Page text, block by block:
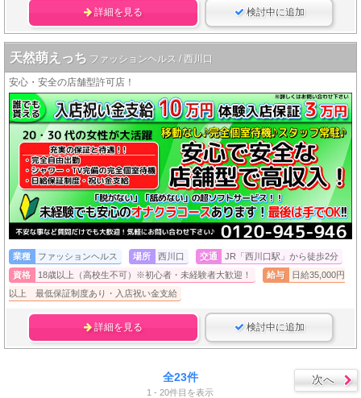
詳細を見る 検討中に追加
天然萌えっち ファッションヘルス / 西川口
安心・安全の店舗型許可店！
業種 ファッションヘルス 場所 西川口 交通
JR「西川口駅」から徒歩2分
資格
18歳以上（高校生不可）※初心者・未経験者大歓迎！ 給与
日給35,000円
以上 最低保証制度あり・入店祝い金支給
詳細を見る 検討中に追加
次へ
全23件
1 - 20件目を表示